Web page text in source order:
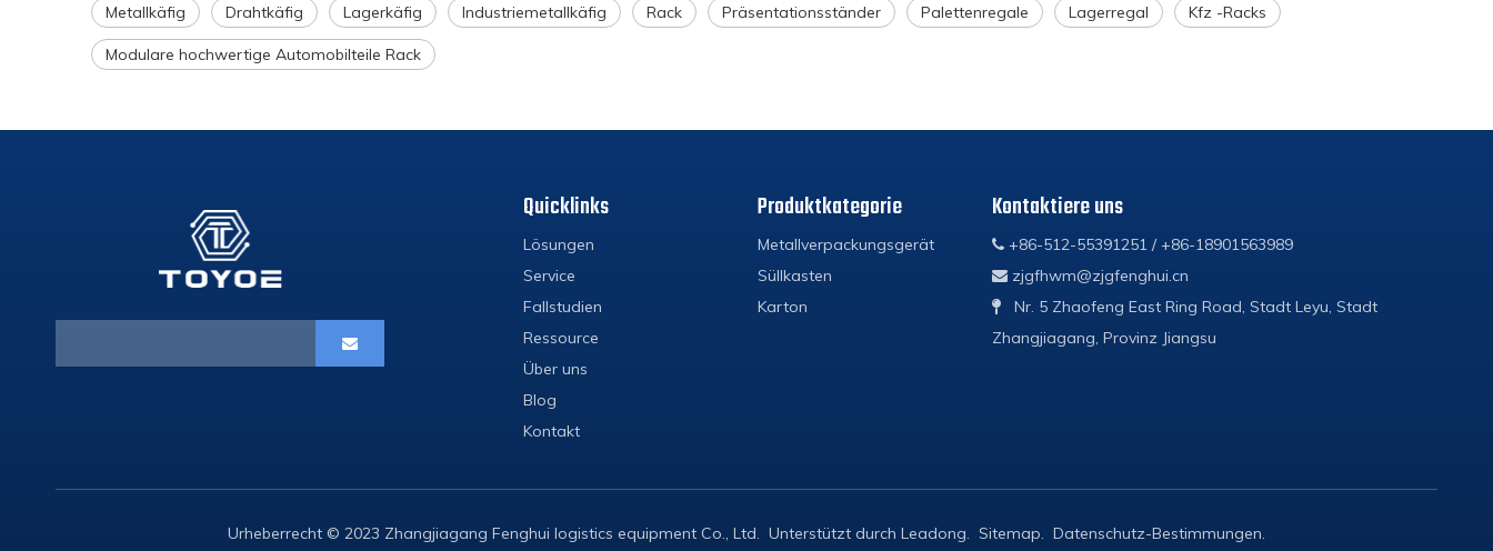
Metallkäfig Drahtkäfig Lagerkäfig Industriemetallkäfig Rack Präsentationsständer Palettenregale Lagerregal Kfz -Racks
Modulare hochwertige Automobilteile Rack
Quicklinks
Lösungen
Service
Fallstudien
Ressource
Über uns
Blog
Kontakt
Produktkategorie
Metallverpackungsgerät
Süllkasten
Karton
Kontaktiere uns
+86-512-55391251 / +86-18901563989
 zjgfhwm@zjgfenghui.cn
Nr. 5 Zhaofeng East Ring Road, Stadt Leyu, Stadt
Zhangjiagang, Provinz Jiangsu
Urheberrecht © 2023 Zhangjiagang Fenghui logistics equipment Co., Ltd. Unterstützt durch Leadong. Sitemap. Datenschutz-Bestimmungen.